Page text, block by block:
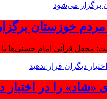
مردم خوزستان
محفل قرآنی امام حسنی‌ها
را در اختیار